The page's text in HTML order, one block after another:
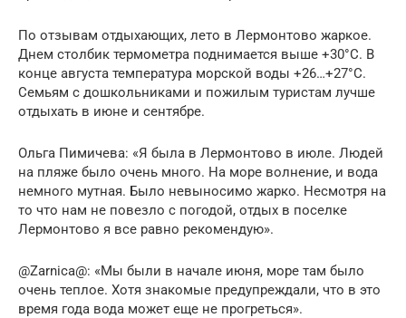
По отзывам отдыхающих, лето в Лермонтово жаркое.
Днем столбик термометра поднимается выше +30°С. В
конце августа температура морской воды +26…+27°С.
Семьям с дошкольниками и пожилым туристам лучше
отдыхать в июне и сентябре.
Ольга Пимичева: «Я была в Лермонтово в июле. Людей
на пляже было очень много. На море волнение, и вода
немного мутная. Было невыносимо жарко. Несмотря на
то что нам не повезло с погодой, отдых в поселке
Лермонтово я все равно рекомендую».
@Zarnica@: «Мы были в начале июня, море там было
очень теплое. Хотя знакомые предупреждали, что в это
время года вода может еще не прогреться».